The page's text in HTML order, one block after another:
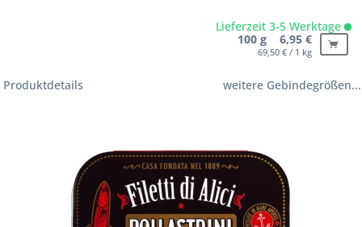
Lieferzeit 3-5 Werktage
100 g 6,95 €
69,50 € / 1 kg
Produktdetails weitere Gebindegrößen...